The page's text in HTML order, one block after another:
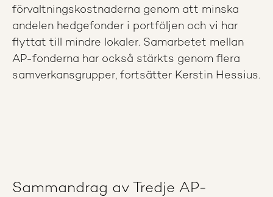
förvaltningskostnaderna genom att minska
andelen hedgefonder i portföljen och vi har
flyttat till mindre lokaler. Samarbetet mellan
AP-fonderna har också stärkts genom flera
samverkansgrupper, fortsätter Kerstin Hessius.
Sammandrag av Tredje AP-